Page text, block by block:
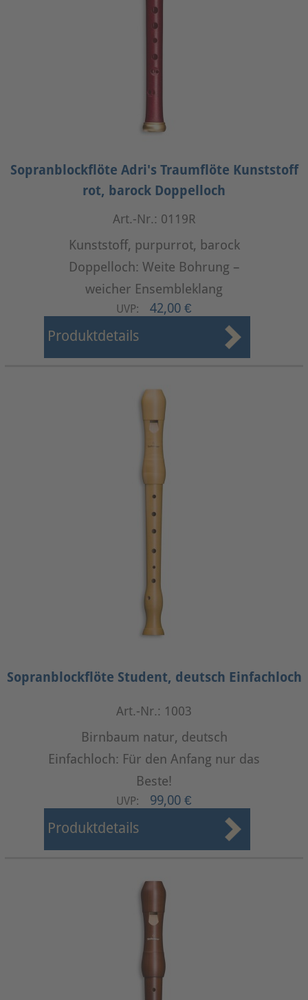
Sopranblockflöte Adri's Traumflöte Kunststoff
rot, barock Doppelloch
Art.-Nr.: 0119R
Kunststoff, purpurrot, barock
Doppelloch: Weite Bohrung –
weicher Ensembleklang
UVP: 42,00 €
Produktdetails
Sopranblockflöte Student, deutsch Einfachloch
Art.-Nr.: 1003
Birnbaum natur, deutsch
Einfachloch: Für den Anfang nur das
Beste!
UVP: 99,00 €
Produktdetails